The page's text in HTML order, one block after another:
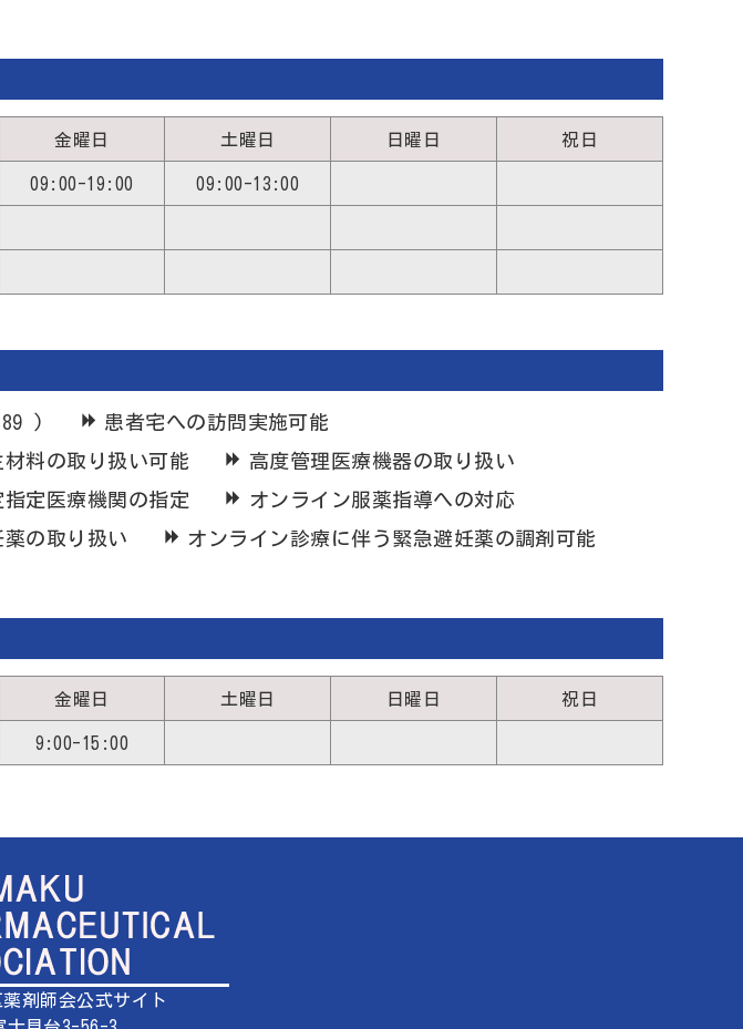
金曜日
09:00-19:00
土曜日
09:00-13:00
日曜日 祝日
)
患者宅への訪問実施可能
材料の取り扱い可能
高度管理医療機器の取り扱い
指定医療機関の指定
オンライン服薬指導への対応
薬の取り扱い オンライン診療に伴う緊急避妊薬の調剤可能
金曜日
9:00-15:00
土曜日 日曜日 祝日
剤師会公式サイト